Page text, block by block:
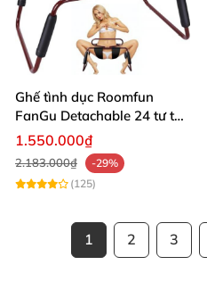
Ghế tình dục Roomfun
FanGu Detachable 24 tư thế
siêu bền
1.550.000₫
2.183.000₫
-29%
(125)
1 2 3